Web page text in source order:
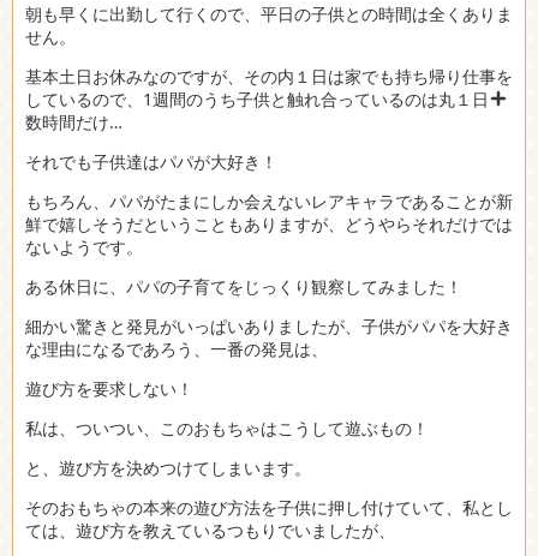
朝も早くに出勤して行くので、平日の子供との時間は全くありま
せん。
基本土日お休みなのですが、その内１日は家でも持ち帰り仕事を
しているので、1週間のうち子供と触れ合っているのは丸１日
数時間だけ…
それでも子供達はパパが大好き！
もちろん、パパがたまにしか会えないレアキャラであることが新
鮮で嬉しそうだということもありますが、どうやらそれだけでは
ないようです。
ある休日に、パパの子育てをじっくり観察してみました！
細かい驚きと発見がいっぱいありましたが、子供がパパを大好き
な理由になるであろう、一番の発見は、
遊び方を要求しない！
私は、ついつい、このおもちゃはこうして遊ぶもの！
と、遊び方を決めつけてしまいます。
そのおもちゃの本来の遊び方法を子供に押し付けていて、私とし
ては、遊び方を教えているつもりでいましたが、